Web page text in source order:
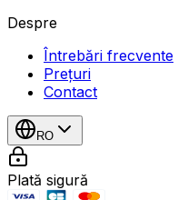
Despre
Întrebări frecvente
Prețuri
Contact
RO
Plată sigură